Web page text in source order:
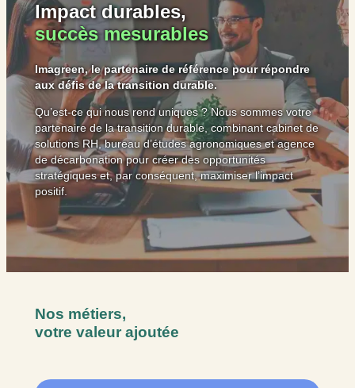
Impact durables,
succès mesurables
Imagreen, le partenaire de référence pour répondre
aux défis de la transition durable.
Qu’est-ce qui nous rend uniques ? Nous sommes votre
partenaire de la transition durable, combinant cabinet de
solutions RH, bureau d’études agronomiques et agence
de décarbonation pour créer des opportunités
stratégiques et, par conséquent, maximiser l’impact
positif.
Nos métiers,
votre valeur ajoutée